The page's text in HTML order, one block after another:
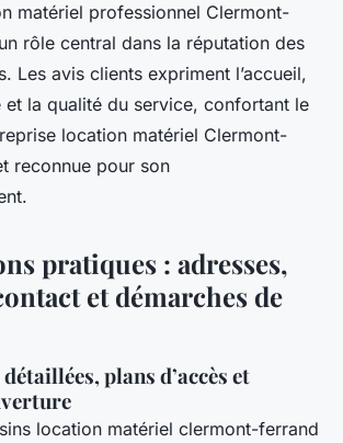
matériel professionnel Clermont-
rôle central dans la réputation des
Les avis clients expriment l’accueil,
et la qualité du service, confortant le
location matériel Clermont-
reconnue pour son
pratiques : adresses,
et démarches de
plans d’accès et
location matériel clermont-ferrand